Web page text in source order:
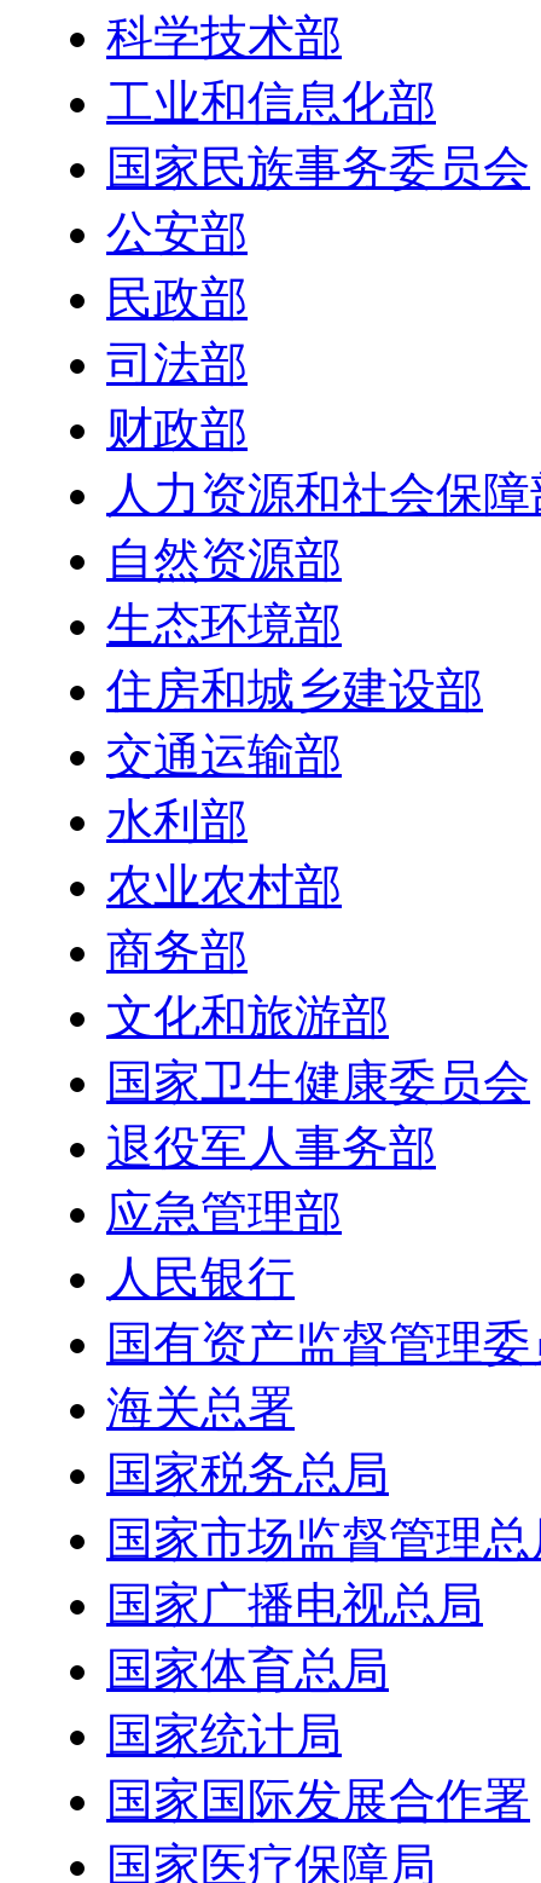
科学技术部
工业和信息化部
国家民族事务委员会
公安部
民政部
司法部
财政部
人力资源和社会保
自然资源部
生态环境部
住房和城乡建设部
交通运输部
水利部
农业农村部
商务部
文化和旅游部
国家卫生健康委员会
退役军人事务部
应急管理部
人民银行
国有资产监督管理
海关总署
国家税务总局
国家市场监督管理
国家广播电视总局
国家体育总局
国家统计局
国家国际发展合作署
国家医疗保障局